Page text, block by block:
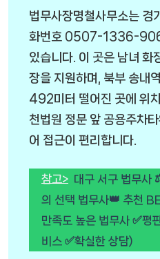
법무사장명철사무소는 경
화번호 0507-1336-
있습니다. 이 곳은 남녀 화
장을 지원하며, 북부 송내
492미터 떨어진 곳에 위
천법원 정문 앞 공용주차
어 접근이 편리합니다.
참고> 대구 서구 법무사
의 선택 법무사👑 추천
만족도 높은 법무사 ✅평
비스 ✅확실한 상담)